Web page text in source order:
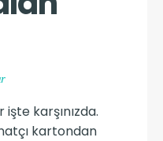
karşınızda.
kartondan